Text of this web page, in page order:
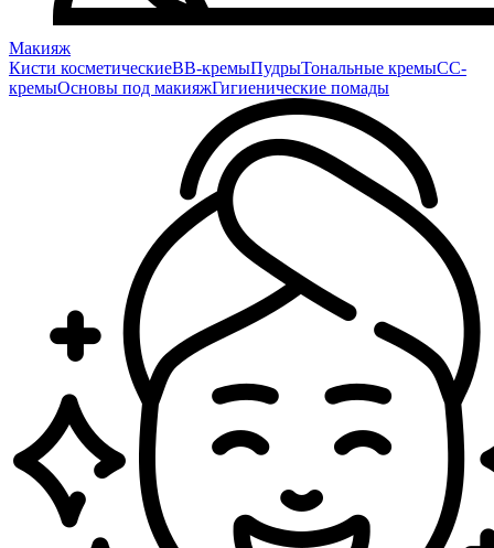
Макияж
Кисти косметическиеBB-кремыПудрыТональные кремыCC-
кремыОсновы под макияжГигиенические помады